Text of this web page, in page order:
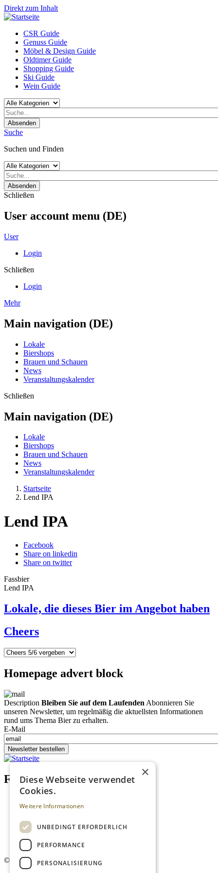
Direkt zum Inhalt
CSR Guide
Genuss Guide
Möbel & Design Guide
Oldtimer Guide
Shopping Guide
Ski Guide
Wein Guide
Absenden
Suche
Suchen und Finden
Absenden
Schließen
User account menu (DE)
User
Login
Schließen
Login
Mehr
Main navigation (DE)
Lokale
Biershops
Brauen und Schauen
News
Veranstaltungskalender
Schließen
Main navigation (DE)
Lokale
Biershops
Brauen und Schauen
News
Veranstaltungskalender
Startseite
Lend IPA
Lend IPA
Facebook
Share on linkedin
Share on twitter
Fassbier
Lend IPA
Lokale, die dieses Bier im Angebot haben
Cheers
Homepage advert block
Description Bleiben Sie auf dem Laufenden Abonnieren Sie
unseren Newsletter, um regelmäßig die aktuellsten Informationen
rund ums Thema Bier zu erhalten.
E-Mail
Newsletter bestellen
Footer menu (DE)
Impressum
Mediadaten
AGB
Newsletter
© 2026. Alle Rechte vorbehalten.
×
Diese Webseite verwendet
Cookies.
Weitere Informationen
UNBEDINGT ERFORDERLICH
PERFORMANCE
PERSONALISIERUNG